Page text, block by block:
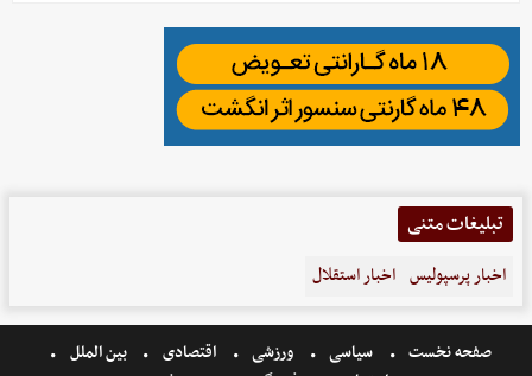
تبلیغات متنی
اخبار پرسپولیس اخبار استقلال
صفحه نخست سیاسی ورزشی اقتصادی
بین الملل